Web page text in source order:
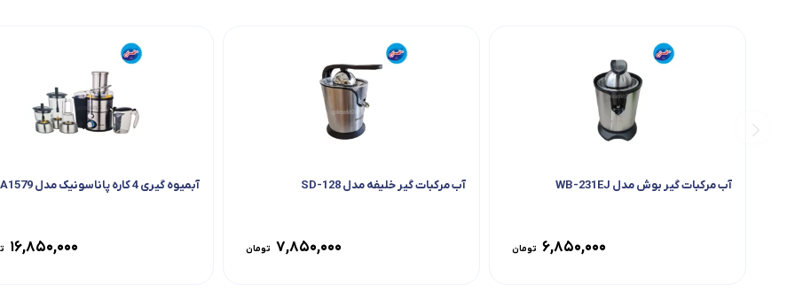
آب مرکبات گیر بوش مدل WB-231EJ
۶,۸۵۰,۰۰۰ تومان
آب مرکبات گیر خلیفه مدل SD-128
۷,۸۵۰,۰۰۰ تومان
آبمیوه گیری 4 کاره پاناسونیک مدل JA1579
۱۶,۸۵۰,۰۰۰